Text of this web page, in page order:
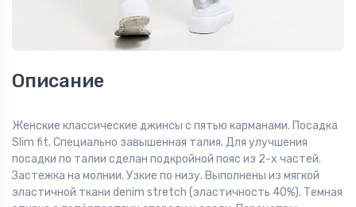
Описание
Женские классические джинсы с пятью карманами. Посадка
Slim fit. Специально завышенная талия. Для улучшения
посадки по талии сделан подкройной пояс из 2-х частей.
Застежка на молнии. Узкие по низу. Выполнены из мягкой
эластичной ткани denim stretch (эластичность 40%). Темная